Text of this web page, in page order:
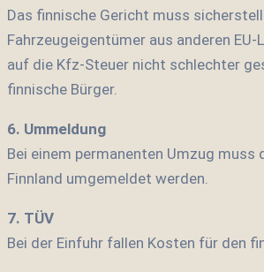
Das finnische Gericht muss
Fahrzeugeigentümer aus anderen EU-
auf die Kfz-Steuer nicht schlechter
finnische Bürger.
6. Ummeldung
Bei einem permanenten Umzug muss
Finnland umgemeldet werden.
7. TÜV
Bei der Einfuhr fallen Kosten für den